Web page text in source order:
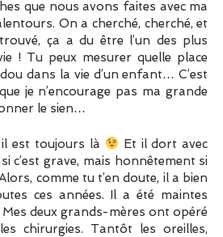
que nous avons faites avec ma
On a cherché, cherché, et
ça a du être l’un des plus
! Tu peux mesurer quelle place
dans la vie d’un enfant… C’est
je n’encourage pas ma grande
le sien…
est toujours là
Et il dort avec
c’est grave, mais honnêtement si
comme tu t’en doute, il a bien
ces années. Il a été maintes
Mes deux grands-mères ont opéré
chirurgies. Tantôt les oreilles,